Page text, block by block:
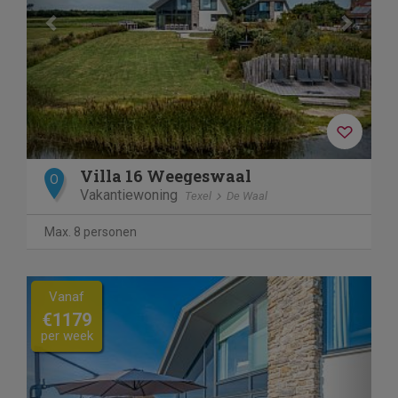
O Villa 16 Weegeswaal
Vakantiewoning Texel De Waal
Max. 8 personen
Previous
Vanaf
€1179
per week